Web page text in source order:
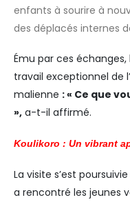
enfants à sourire à
des déplacés internes
Ému par ces
travail exceptionnel de
malienne : « Ce que
», a-t-il affirmé.
Koulikoro : Un vibrant
La visite s’est
a rencontré les jeunes